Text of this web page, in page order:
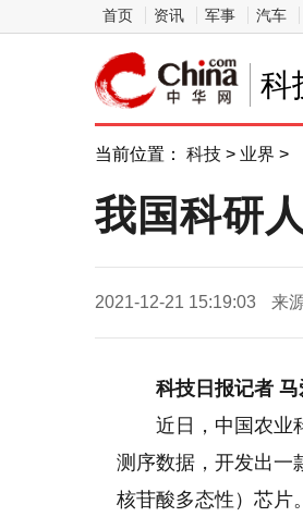
首页 资讯 军事 汽车
科
当前位置： 科技 > 业界 >
我国科研
2021-12-21 15:19:03 来
科技日报记者
近日，中国农业
测序数据，开发出一
核苷酸多态性）芯片